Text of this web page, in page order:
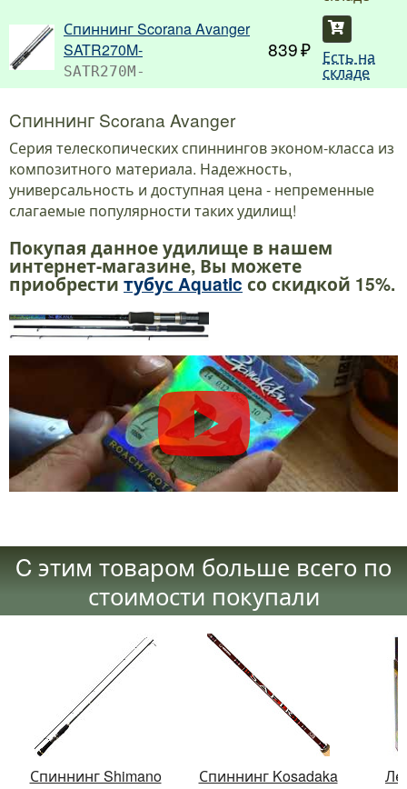
Спиннинг Scorana Avanger
SATR270M-
SATR270M-
839 Есть на
складе
Cпиннинг Scorana Avanger
Серия телескопических спиннингов эконом-класса из
композитного материала. Надежность,
универсальность и доступная цена - непременные
слагаемые популярности таких удилищ!
Покупая данное удилище в нашем
интернет-магазине, Вы можете
приобрести тубус Aquatic со скидкой 15%.
C этим товаром больше всего по
стоимости покупали
Спиннинг Shimano
Спиннинг Kosadaka